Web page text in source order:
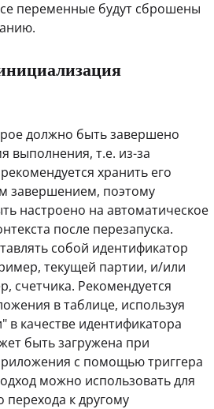
переменные будут сброшены
должно быть завершено
выполнения, т.е. из-за
хранить его
завершением, поэтому
настроено на автоматическое
после перезапуска.
собой идентификатор
текущей партии, и/или
счетчика. Рекомендуется
в таблице, используя
в качестве идентификатора
быть загружена при
с помощью триггера
можно использовать для
перехода к другому